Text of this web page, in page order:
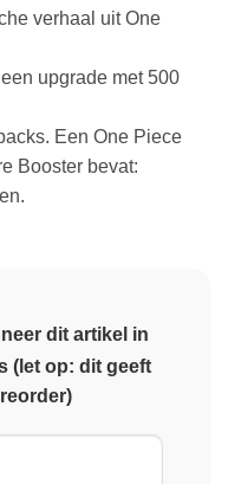
verhaal uit One
upgrade met 500
Een One Piece
Booster bevat:
dit artikel in
(let op: dit geeft